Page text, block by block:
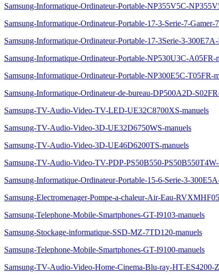
Samsung-Informatique-Ordinateur-Portable-NP355V5C-
Samsung-Informatique-Ordinateur-Portable-17-3-Serie-7-
Samsung-Informatique-Ordinateur-Portable-17-3Serie-3-
Samsung-Informatique-Ordinateur-Portable-NP530U3C-A05FR-
Samsung-Informatique-Ordinateur-Portable-NP300E5C-T05FR-
Samsung-Informatique-Ordinateur-de-bureau-DP500A2D-
Samsung-TV-Audio-Video-TV-LED-UE32C8700XS-manuels
Samsung-TV-Audio-Video-3D-UE32D6750WS-manuels
Samsung-TV-Audio-Video-3D-UE46D6200TS-manuels
Samsung-TV-Audio-Video-TV-PDP-PS50B550-PS50B550T4W-
Samsung-Informatique-Ordinateur-Portable-15-6-Serie-3-
Samsung-Electromenager-Pompe-a-chaleur-Air-Eau-
Samsung-Telephone-Mobile-Smartphones-GT-I9103-manuels
Samsung-Stockage-informatique-SSD-MZ-7TD120-manuels
Samsung-Telephone-Mobile-Smartphones-GT-I9100-manuels
Samsung-TV-Audio-Video-Home-Cinema-Blu-ray-HT-ES4200-